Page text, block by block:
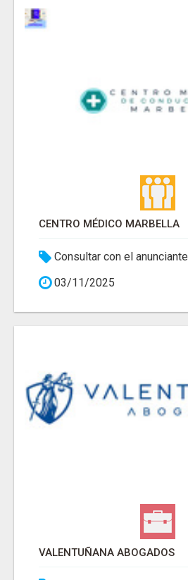
CENTRO MÉDICO MARBELLA
Consultar con el anunciante
03/11/2025
VALENTUÑANA ABOGADOS